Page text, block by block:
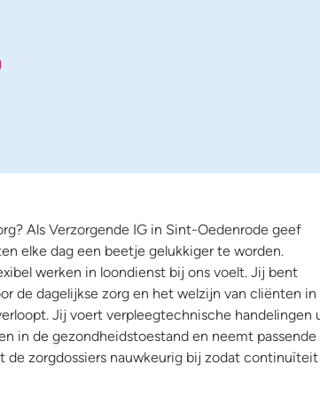
Als Verzorgende IG in Sint-Oedenrode geef
elke dag een beetje gelukkiger te worden.
werken in loondienst bij ons voelt. Jij bent
de dagelijkse zorg en het welzijn van cliënten
Jij voert verpleegtechnische handelingen
in de gezondheidstoestand en neemt
de zorgdossiers nauwkeurig bij zodat